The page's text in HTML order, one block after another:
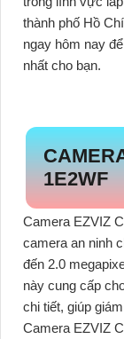
thành phố Hồ
ngay hôm nay
nhất cho bạn.
1E2WF
Camera EZVIZ
camera an ninh
đến 2.0
này cung cấp
chi tiết, giúp
Camera EZVIZ